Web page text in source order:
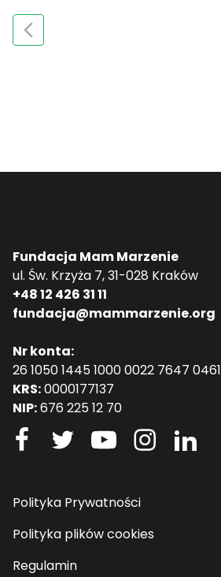
Fundacja Mam Marzenie
ul. Św. Krzyża 7, 31-028 Kraków
+48 12 426 31 11
fundacja@mammarzenie.org
Nr konta:
26 1050 1445 1000 0022 7647 0461
KRS:0000177137
NIP:676 225 12 70
Polityka Prywatności
Polityka plików cookies
Regulamin